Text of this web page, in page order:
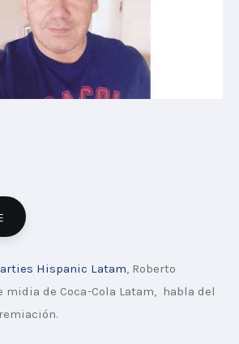
DE LOS MIEMBROS
Hispanic Latam, Roberto
de Coca-Cola Latam,  habla del